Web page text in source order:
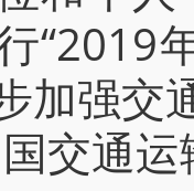
“2019
加强交
交通